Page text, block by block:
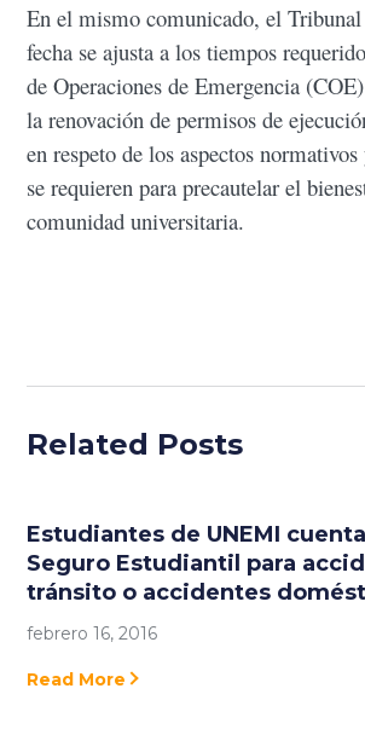
En el mismo comunicado, el
fecha se ajusta a los tiempos
de Operaciones de Emergencia
la renovación de permisos de
en respeto de los aspectos
se requieren para precautelar el
comunidad universitaria.
Related Posts
Estudiantes de UNEMI
Seguro Estudiantil para
tránsito o accidentes
febrero 16, 2016
Read More